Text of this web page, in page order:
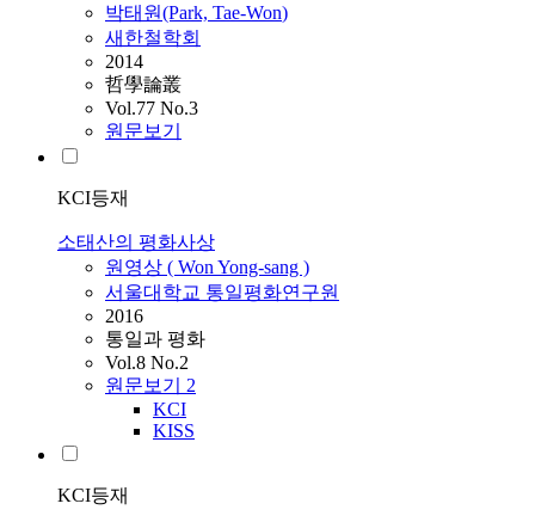
박태원(Park, Tae-Won)
새한철학회
2014
哲學論叢
Vol.77 No.3
원문보기
KCI등재
소태산의 평화사상
원영상 ( WonYong-sang )
서울대학교 통일평화연구원
2016
통일과 평화
Vol.8 No.2
원문보기 2
KCI
KISS
KCI등재